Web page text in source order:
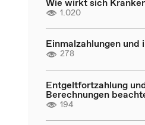
1.020
Einmalzahlungen und
278
Entgeltfortzahlung
Berechnungen
194